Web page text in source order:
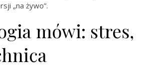
„na żywo”.
mówi: stres,